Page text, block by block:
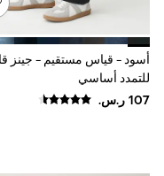
Polo Shirts
& Jumpers
& Jackets
Underwear
Socks
Multipacks
& Swimwear
أسود - قياس مستقيم - جينز
للتمدد أساسي